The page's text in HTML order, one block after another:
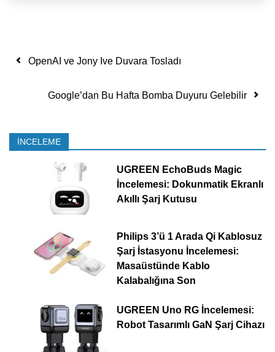
Yazı dolaşımı
OpenAI ve Jony Ive Duvara Tosladı
Google’dan Bu Hafta Bomba Duyuru Gelebilir
İNCELEME
UGREEN EchoBuds Magic
İncelemesi: Dokunmatik Ekranlı
Akıllı Şarj Kutusu
Philips 3’ü 1 Arada Qi Kablosuz
Şarj İstasyonu İncelemesi:
Masaüstünde Kablo
Kalabalığına Son
UGREEN Uno RG İncelemesi:
Robot Tasarımlı GaN Şarj Cihazı